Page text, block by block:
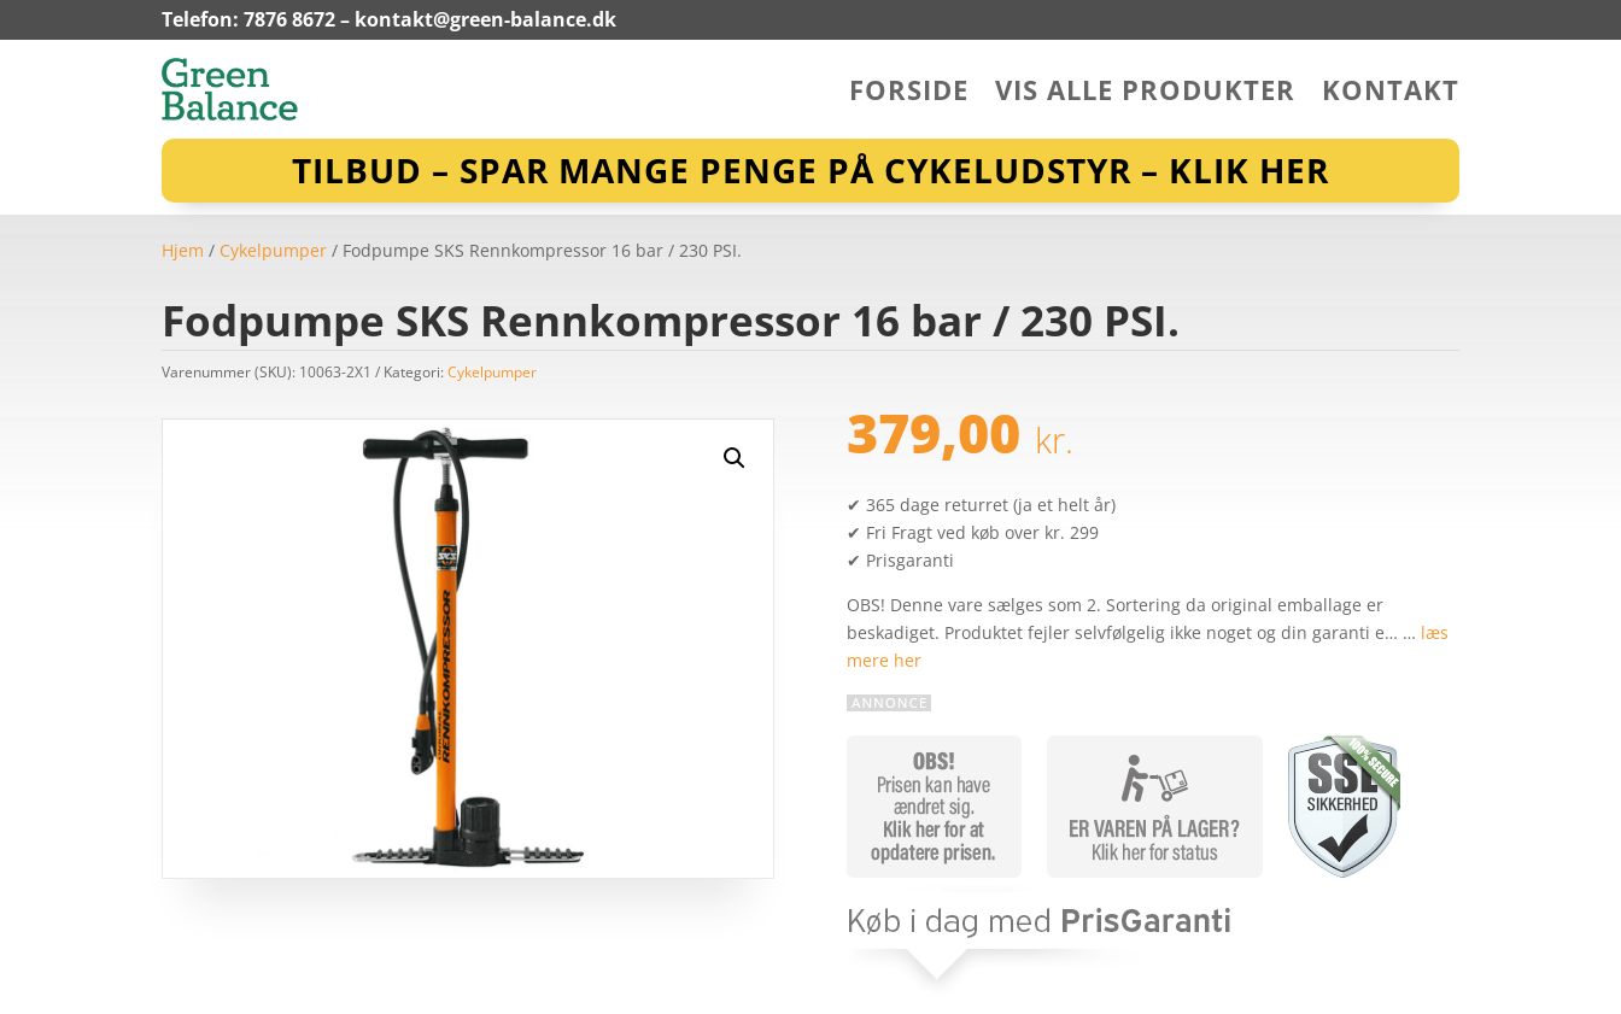
Telefon: 7876 8672 – kontakt@green-balance.dk
FORSIDE VIS ALLE PRODUKTER KONTAKT
TILBUD – SPAR MANGE PENGE PÅ CYKELUDSTYR – KLIK HER
Hjem / Cykelpumper / Fodpumpe SKS Rennkompressor 16 bar / 230 PSI.
Fodpumpe SKS Rennkompressor 16 bar / 230 PSI.
Varenummer (SKU): 10063-2X1 Kategori:Cykelpumper
379,00 kr.
✔ 365 dage returret (ja et helt år)
✔ Fri Fragt ved køb over kr. 299
✔ Prisgaranti
OBS! Denne vare sælges som 2. Sortering da original emballage er
beskadiget. Produktet fejler selvfølgelig ikke noget og din garanti e… … læs
mere her